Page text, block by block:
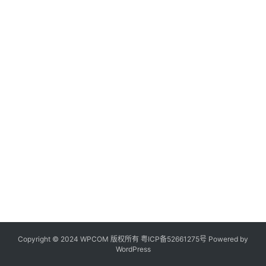
Copyright © 2024 WPCOM 版权所有 粤ICP备52661275号 Powered by
WordPress